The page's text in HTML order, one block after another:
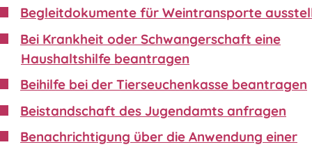
Begleitdokumente für Weintransporte
Bei Krankheit oder Schwangerschaft eine
Haushaltshilfe beantragen
Beihilfe bei der Tierseuchenkasse beantragen
Beistandschaft des Jugendamts anfragen
Benachrichtigung über die Anwendung einer